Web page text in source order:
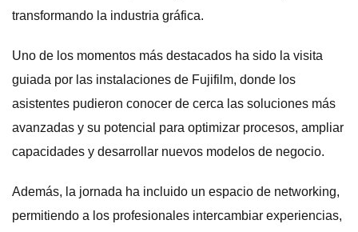
transformando la industria gráfica.
Uno de los momentos más destacados ha sido la visita
guiada por las instalaciones de Fujifilm, donde los
asistentes pudieron conocer de cerca las soluciones más
avanzadas y su potencial para optimizar procesos, ampliar
capacidades y desarrollar nuevos modelos de negocio.
Además, la jornada ha incluido un espacio de networking,
permitiendo a los profesionales intercambiar experiencias,